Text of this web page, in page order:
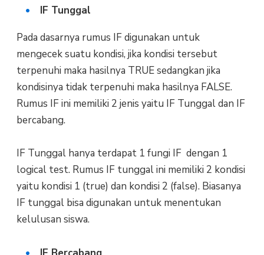
IF Tunggal
Pada dasarnya rumus IF digunakan untuk
mengecek suatu kondisi, jika kondisi tersebut
terpenuhi maka hasilnya TRUE sedangkan jika
kondisinya tidak terpenuhi maka hasilnya FALSE.
Rumus IF ini memiliki 2 jenis yaitu IF Tunggal dan IF
bercabang.
IF Tunggal hanya terdapat 1 fungi IF dengan 1
logical test. Rumus IF tunggal ini memiliki 2 kondisi
yaitu kondisi 1 (true) dan kondisi 2 (false). Biasanya
IF tunggal bisa digunakan untuk menentukan
kelulusan siswa.